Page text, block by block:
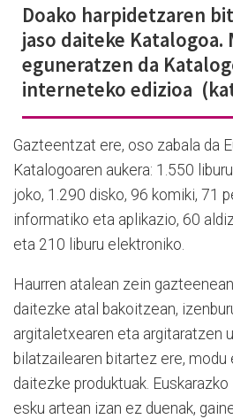
Doako harpidetzaren
jaso daiteke Katalogoa.
eguneratzen da
interneteko edizioa
Gazteentzat ere, oso zabala da
Katalogoaren aukera: 1.550
joko, 1.290 disko, 96 komiki, 71
informatiko eta aplikazio, 60
eta 210 liburu elektroniko.
Haurren atalean zein
daitezke atal bakoitzean,
argitaletxearen eta argitaratzen
bilatzailearen bitartez ere, modu
daitezke produktuak.
esku artean izan ez duenak,